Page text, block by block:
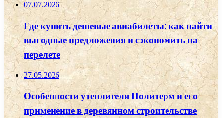
07.07.2026
Где купить дешевые авиабилеты: как найти
выгодные предложения и сэкономить на
перелете
27.05.2026
Особенности утеплителя Политерм и его
применение в деревянном строительстве